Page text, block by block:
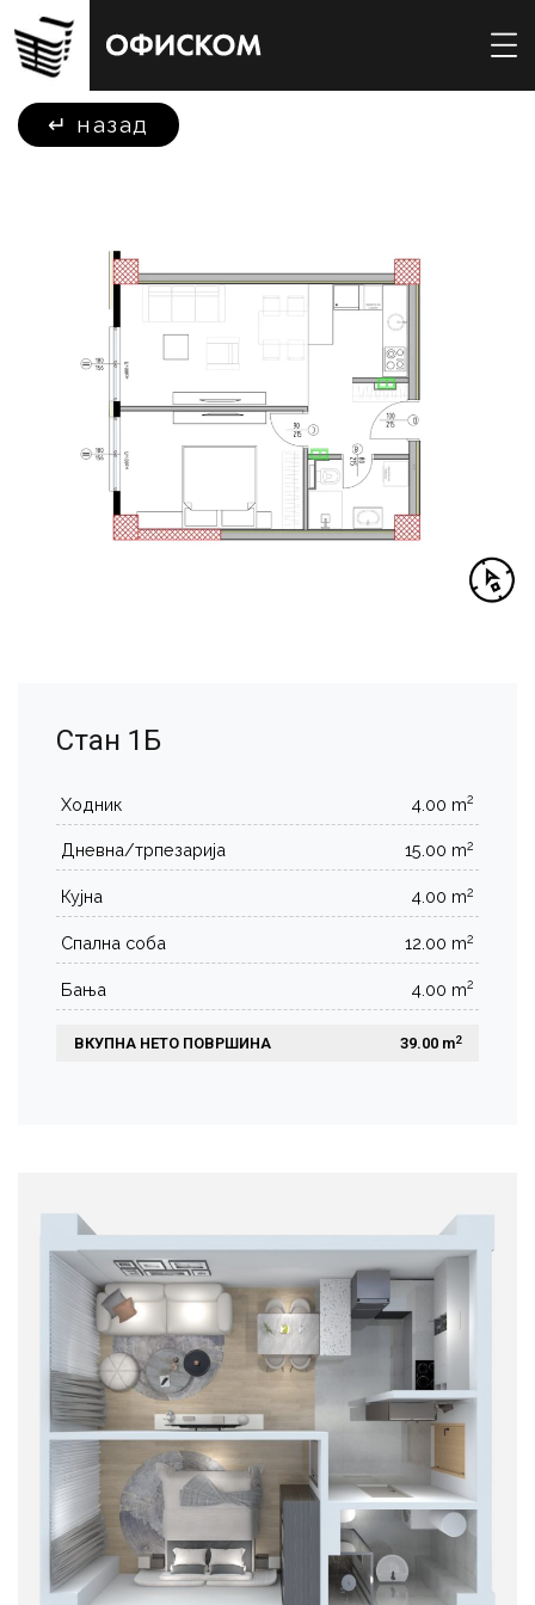
↵ назад
Стан 1Б
Ходник 4.00 m2
Дневна/трпезарија 15.00 m2
Кујна 4.00 m2
Спална соба 12.00 m2
Бања 4.00 m2
ВКУПНА НЕТО ПОВРШИНА 39.00 m2